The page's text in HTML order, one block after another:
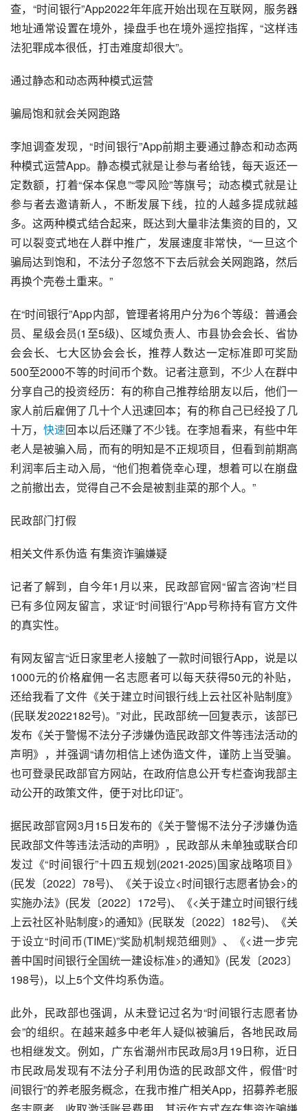
查，“时间银行”App2022年年底开始出现在互联网，服务器
地址通常设置在境外，操盘手也在境外遥控指挥，“这样违
法犯罪成本很低，打击难度却很大”。
通过静态和动态两种模式运营
骗局饱和就会关网跑路
李旭调查发现，“时间银行”App前期主要通过静态和动态两
种模式运营App。静态模式就是让参与者给钱，每天返还一
定数额，打着“保本保息”“零风险”等旗号；动态模式就是让
参与者去邀请新人，不断发展下线，拉的人越多提成就越
多。这两种模式结合起来，既达到大量非法集资的目的，又
可以裂变式地在人群中推广，发展速度非常快，“一旦这个
骗局达到饱和，不法分子忽悠不下去后就会关网跑路，然后
再换个壳卷土重来。”
在“时间银行”App内部，管理者将用户分为6个等级：普通会
员、星级会员(1至5级)、区域负责人、市县协会会长、省协
会会长、七大区协会会长，推荐人数达一定标准即可奖励
500至2000不等的时间币个数。记者注意到，不少人在群中
分享自己的投资经历：有的称自己推荐给朋友以后，他们一
家人前后雇佣了几十个人迅速回本；有的称自己已经投了几
十万，快速回本以后还赚了不少钱。在李旭看来，有些中年
老人是被骗入局，而有的明知是不正规项目，但看到前期高
利润率后主动入局，“他们抱着侥幸心理，想着可以在崩盘
之前撤出去，觉得自己不会是被割韭菜的那个人。”
民政部门打假
相关文件系伪造 有集资诈骗嫌疑
记者了解到，自今年1月以来，民政部官网“留言咨询”栏目
已有多位网友留言，求证“时间银行”App号称持有官方文件
的真实性。
有网友留言“近日家里老人接触了一款时间银行App，说是以
1000元的价格雇佣一名志愿者可以每天获得50元的补贴，
还给我看了文件《关于建立时间银行线上云社区补贴制度》
(民联发2022182号)。”对此，民政部统一回复表示，该部已
发布《关于警惕不法分子涉嫌伪造民政部文件等违法活动的
声明》，并强调“请勿相信上述伪造文件，谨防上当受骗。
也可登录民政部官方网站，在政府信息公开专栏查询我部主
动公开的政策文件，便于对比印证”。
据民政部官网3月15日发布的《关于警惕不法分子涉嫌伪造
民政部文件等违法活动的声明》，民政部从未单独或联合印
发过《“时间银行”十四五规划(2021-2025)国家战略项目》
(民发〔2022〕78号)、《关于设立<时间银行志愿者协会>的
实施办法》(民发〔2022〕172号)、《<关于建立时间银行线
上云社区补贴制度>的通知》(民联发〔2022〕182号)、《关
于设立“时间币(TIME)”奖励机制规范细则》、《<进一步完
善中国时间银行全国统一建设标准>的通知》(民发〔2023〕
198号)，以上5个文件均系伪造。
此外，民政部也强调，从未登记过名为“时间银行志愿者协
会”的组织。在越来越多中老年人疑似被骗后，各地民政局
也相继发文。例如，广东省潮州市民政局3月19日称，近日
市民政局发现有不法分子利用伪造的民政部文件，假借“时
间银行”的养老服务概念，在我市推广相关App，招募养老服